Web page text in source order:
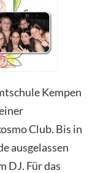
Kempen
Club. Bis in
ausgelassen
DJ. Für das